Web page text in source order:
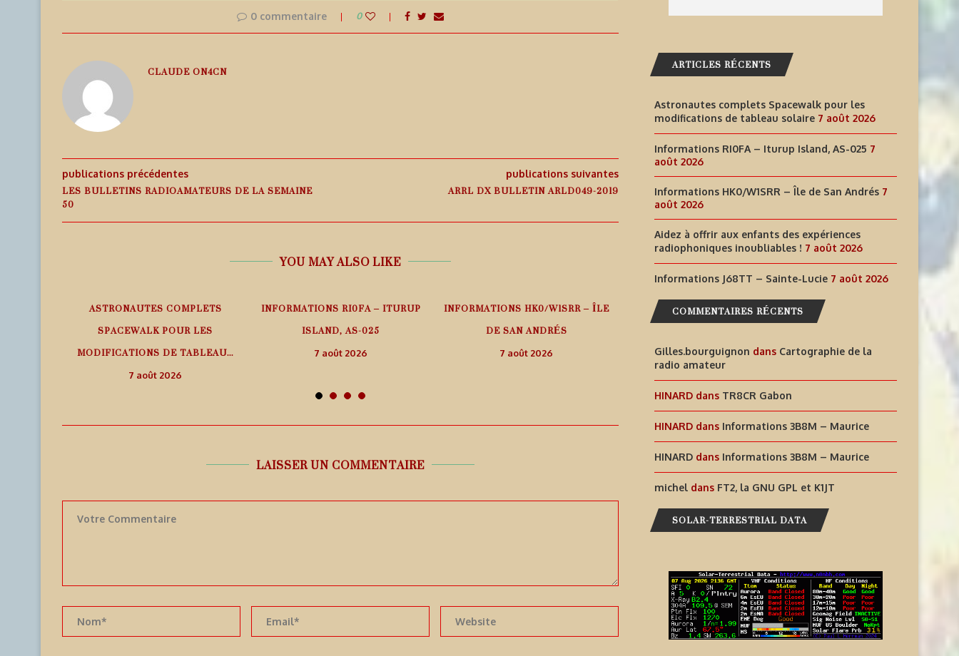
0 commentaire 0
CLAUDE ON4CN
publications précédentes
LES BULLETINS RADIOAMATEURS DE LA SEMAINE
50
publications suivantes
ARRL DX BULLETIN ARLD049-2019
YOU MAY ALSO LIKE
ASTRONAUTES COMPLETS
SPACEWALK POUR LES
MODIFICATIONS DE TABLEAU...
7 août 2026
INFORMATIONS RI0FA – ITURUP
ISLAND, AS-025
7 août 2026
INFORMATIONS HK0/W1SRR – ÎLE
DE SAN ANDRÉS
7 août 2026
AIDEZ À OFFRIR AUX ENFANTS
DES EXPÉRIENCES
RADIOPHONIQUES...
INFORMATIONS J68TT –
7 août 2026
LAISSER UN COMMENTAIRE
ARTICLES RÉCENTS
Astronautes complets Spacewalk pour les
modifications de tableau solaire 7 août 2026
Informations RI0FA – Iturup Island, AS-025 7
août 2026
Informations HK0/W1SRR – Île de San Andrés 7
août 2026
Aidez à offrir aux enfants des expériences
radiophoniques inoubliables ! 7 août 2026
Informations J68TT – Sainte-Lucie 7 août 2026
COMMENTAIRES RÉCENTS
Gilles.bourguignon dans Cartographie de la
radio amateur
HINARD dans TR8CR Gabon
HINARD dans Informations 3B8M – Maurice
HINARD dans Informations 3B8M – Maurice
michel dans FT2, la GNU GPL et K1JT
SOLAR-TERRESTRIAL DATA